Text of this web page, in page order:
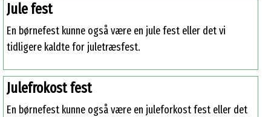
Jule fest
En børnefest kunne også være en jule fest eller det vi
tidligere kaldte for juletræsfest.
Julefrokost fest
En børnefest kunne også være en juleforkost fest eller det